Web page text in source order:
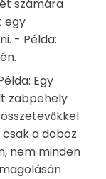
számára
egy
- Példa:
Egy
zabpehely
a doboz
nem minden